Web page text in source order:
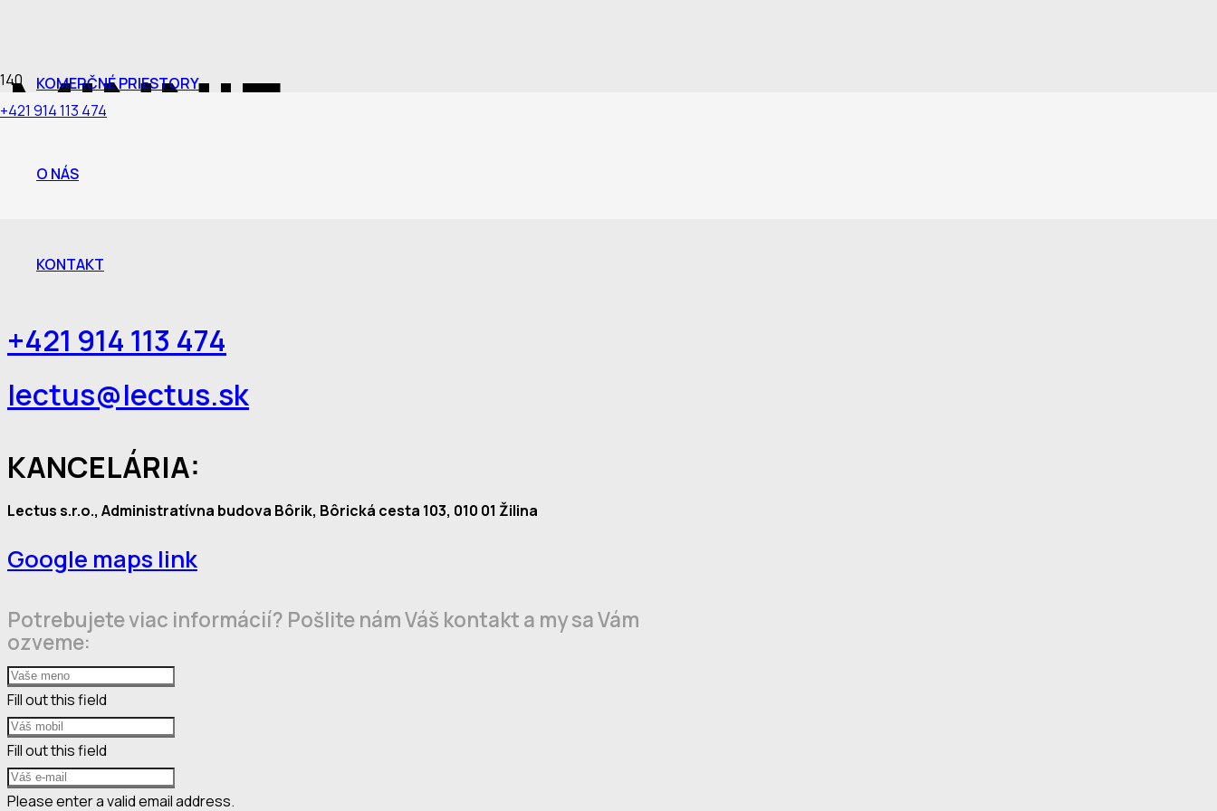
+421 914 113 474
KOMERČNÉ PRIESTORY
O NÁS
KONTAKT
MINNIE
Detská izba / Žilina
+421 914 113 474
lectus@lectus.sk
KANCELÁRIA:
Lectus s.r.o., Administratívna budova Bôrik, Bôrická cesta 103, 010 01 Žilina
Google maps link
Potrebujete viac informácií? Pošlite nám Váš kontakt a my sa Vám
ozveme:
Fill out this field
Fill out this field
Please enter a valid email address.